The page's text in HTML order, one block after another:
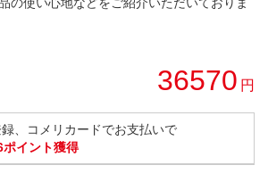
36570 円
、コメリカードでお支払いで
ポイント獲得